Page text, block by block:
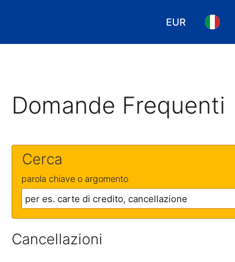
EUR
Scegli la tua
Domande Frequenti
Cerca
parola chiave o argomento
Cancellazioni